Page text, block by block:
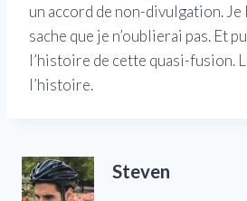
un accord de non-divulgation. Je
sache que je n’oublierai pas. Et
l’histoire de cette quasi-fusion.
l’histoire.
Steven